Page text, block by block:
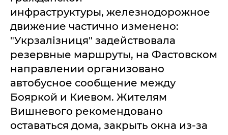
инфраструктуры, железнодорожное
движение частично изменено:
"Укрзалізниця" задействовала
резервные маршруты, на Фастовском
направлении организовано
автобусное сообщение между
Бояркой и Киевом. Жителям
Вишневого рекомендовано
оставаться дома, закрыть окна из-за